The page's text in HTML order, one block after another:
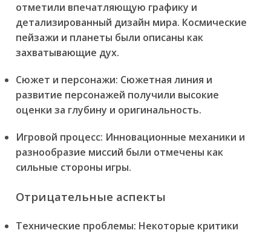
отметили впечатляющую графику и
детализированный дизайн мира. Космические
пейзажи и планеты были описаны как
захватывающие дух.
Сюжет и персонажи: Сюжетная линия и
развитие персонажей получили высокие
оценки за глубину и оригинальность.
Игровой процесс: Инновационные механики и
разнообразие миссий были отмечены как
сильные стороны игры.
Отрицательные аспекты
Технические проблемы: Некоторые критики